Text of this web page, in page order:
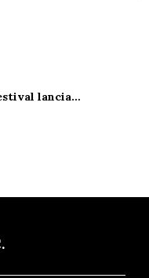
lancia…